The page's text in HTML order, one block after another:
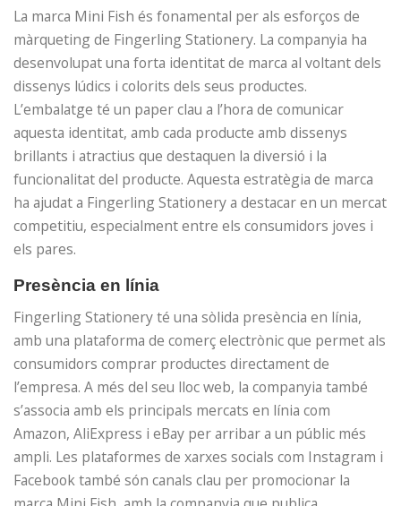
La marca Mini Fish és fonamental per als esforços de
màrqueting de Fingerling Stationery. La companyia ha
desenvolupat una forta identitat de marca al voltant dels
dissenys lúdics i colorits dels seus productes.
L’embalatge té un paper clau a l’hora de comunicar
aquesta identitat, amb cada producte amb dissenys
brillants i atractius que destaquen la diversió i la
funcionalitat del producte. Aquesta estratègia de marca
ha ajudat a Fingerling Stationery a destacar en un mercat
competitiu, especialment entre els consumidors joves i
els pares.
Presència en línia
Fingerling Stationery té una sòlida presència en línia,
amb una plataforma de comerç electrònic que permet als
consumidors comprar productes directament de
l’empresa. A més del seu lloc web, la companyia també
s’associa amb els principals mercats en línia com
Amazon, AliExpress i eBay per arribar a un públic més
ampli. Les plataformes de xarxes socials com Instagram i
Facebook també són canals clau per promocionar la